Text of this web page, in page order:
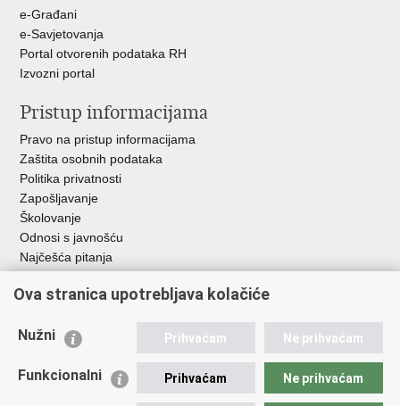
e-Građani
e-Savjetovanja
Portal otvorenih podataka RH
Izvozni portal
Pristup informacijama
Pravo na pristup informacijama
Zaštita osobnih podataka
Politika privatnosti
Zapošljavanje
Školovanje
Odnosi s javnošću
Najčešća pitanja
Važne poveznice
EMN Nacionalna kontaktna točka za Republiku Hrvatsku
Policijska akademija
Ova stranica upotrebljava kolačiće
Nužni Prihvaćam Ne prihvaćam
Funkcionalni Prihvaćam Ne prihvaćam